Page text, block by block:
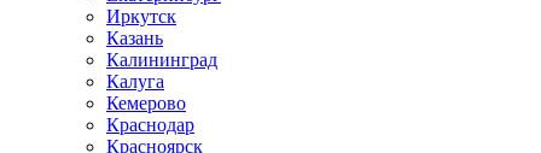
Иркутск
Казань
Калининград
Калуга
Кемерово
Краснодар
Красноярск